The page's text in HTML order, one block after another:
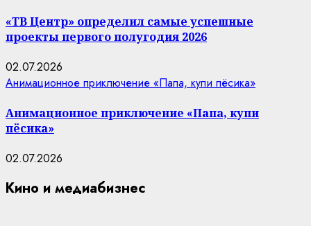
«ТВ Центр» определил самые успешные
проекты первого полугодия 2026
02.07.2026
Анимационное приключение «Папа, купи пёсика»
Анимационное приключение «Папа, купи
пёсика»
02.07.2026
Кино и медиабизнес